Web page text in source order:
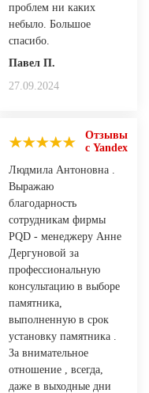
проблем ни каких
небыло. Большое
спасибо.
Павел П.
27.09.2024
Отзывы
с Yandex
Людмила Антоновна .
Выражаю
благодарность
сотрудникам фирмы
PQD - менеджеру Анне
Дергуновой за
профессиональную
консультацию в выборе
памятника,
выполненную в срок
установку памятника .
За внимательное
отношение , всегда,
даже в выходные дни